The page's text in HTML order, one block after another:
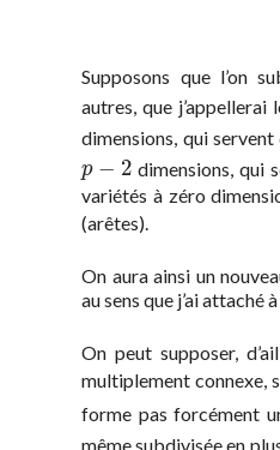
Supposons que l’on
autres, que j’appellerai
dimensions, qui
p − 2
p−2
dimensions, qui
variétés à zéro
(arêtes).
On aura ainsi un
au sens que j’ai attaché
On peut supposer,
multiplement connexe,
forme pas forcément
même subdivisée en